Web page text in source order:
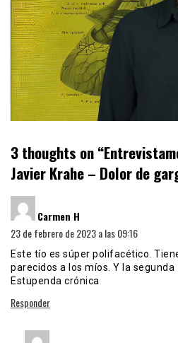
3 thoughts on “
Javier Krahe – Dolor de
Carmen H
23 de febrero de 2023 a las 09:16
Este tío es súper polifacético.
parecidos a los míos. Y la segunda
Estupenda crónica
Responder